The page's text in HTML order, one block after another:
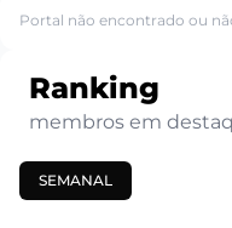
Portal não encontrado ou
Ranking
membros em
SEMANAL